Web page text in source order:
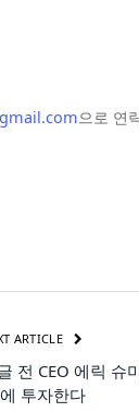
으로 연
ARTICLE
전 CEO 에릭 슈
에 투자한다